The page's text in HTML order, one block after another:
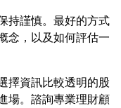
持謹慎。最好的方式
念，以及如何評估一
擇資訊比較透明的股
場。諮詢專業理財顧